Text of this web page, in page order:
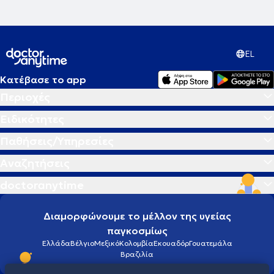
EL
Κατέβασε το app
Διαμορφώνουμε το μέλλον της υγείας
παγκοσμίως
ΕλλάδαΒέλγιοΜεξικόΚολομβίαΕκουαδόρΓουατεμάλα
Βραζιλία